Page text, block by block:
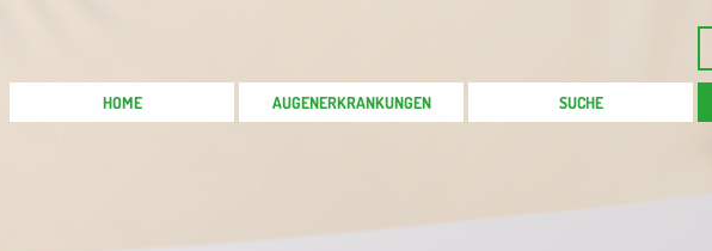
HOME AUGENERKRANKUNGEN SUCHE